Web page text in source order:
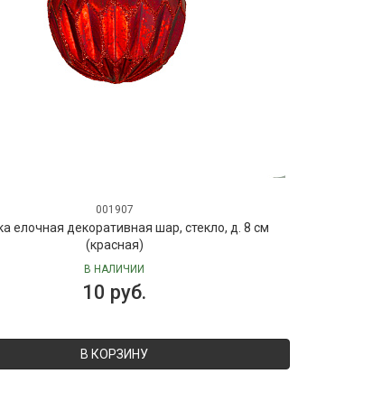
001907
елочная декоративная шар, стекло, д. 8 см
(красная)
В НАЛИЧИИ
10 руб.
В КОРЗИНУ